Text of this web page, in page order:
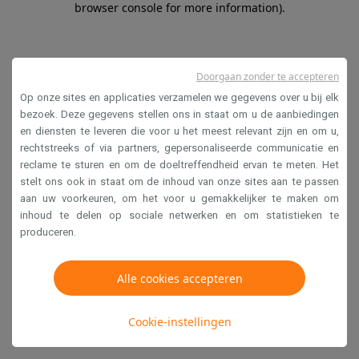
browser console for more information).
Op onze sites en applicaties verzamelen we gegevens over u bij elk
bezoek. Deze gegevens stellen ons in staat om u de aanbiedingen
en diensten te leveren die voor u het meest relevant zijn en om u,
rechtstreeks of via partners, gepersonaliseerde communicatie en
reclame te sturen en om de doeltreffendheid ervan te meten. Het
stelt ons ook in staat om de inhoud van onze sites aan te passen
aan uw voorkeuren, om het voor u gemakkelijker te maken om
inhoud te delen op sociale netwerken en om statistieken te
produceren.
Alle cookies accepteren
Cookie-instellingen
Doorgaan zonder te accepteren